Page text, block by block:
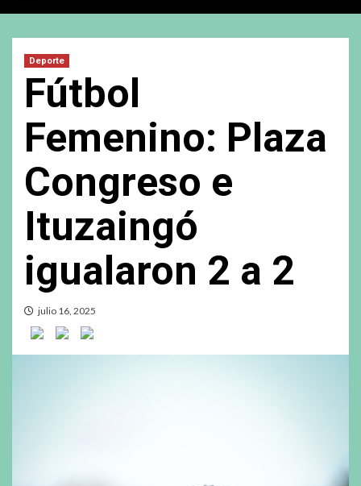
Deporte
Fútbol
Femenino: Plaza
Congreso e
Ituzaingó
igualaron 2 a 2
julio 16, 2025